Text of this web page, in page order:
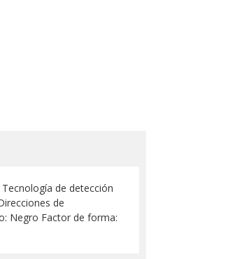
de detección
de
Negro Factor de forma: